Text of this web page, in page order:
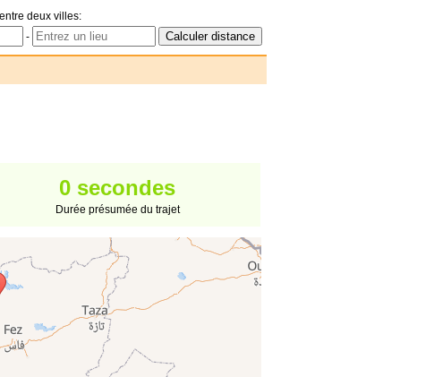
deux villes:
-
0 secondes
Durée présumée du trajet